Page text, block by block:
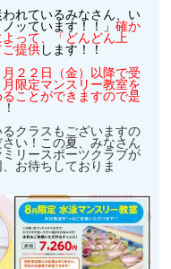
れているみなさん、い
ッています！！」確か
って、「どんどん上
提供します！！
２２日（金）以降で受
限定マンスリー教室を
ことができますので是
クラスもございますの
い！この夏、みなさん
リースポーツクラブが
お待ちしておりま